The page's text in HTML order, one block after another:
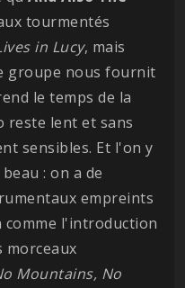
tourmentés
in Lucy, mais
groupe nous fournit
le temps de la
reste lent et sans
sensibles. Et l'on y
: on a de
empreints
comme l'introduction
morceaux
Mountains, No